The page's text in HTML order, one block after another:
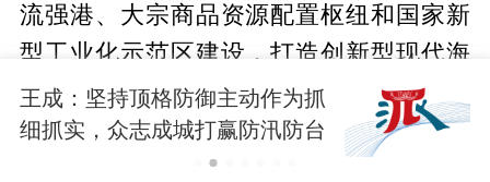
流强港、大宗商品资源配置枢纽和国家新
型工业化示范区建设，打造创新型现代海
洋城市。中海油集团在油气勘探开发、清
洁能源、炼油化工、专业技术服务等领域
行业领先、实力雄厚。希望双方立足扎实
王成：坚持顶格防御主动作为抓
细抓实，众志成城打赢防汛防台